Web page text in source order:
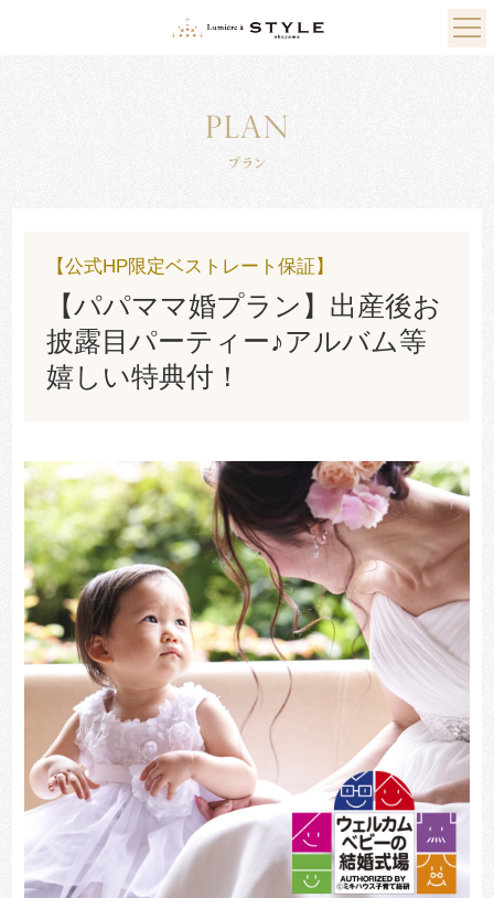
【公式HP限定ベストレート保証】
【パパママ婚プラン】出産後お
披露目パーティー♪アルバム等
嬉しい特典付！